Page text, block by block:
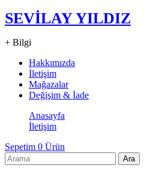
SEVİLAY YILDIZ
+ Bilgi
Hakkımızda
İletişim
Mağazalar
Değişim & İade
Anasayfa
İletişim
Sepetim 0 Ürün